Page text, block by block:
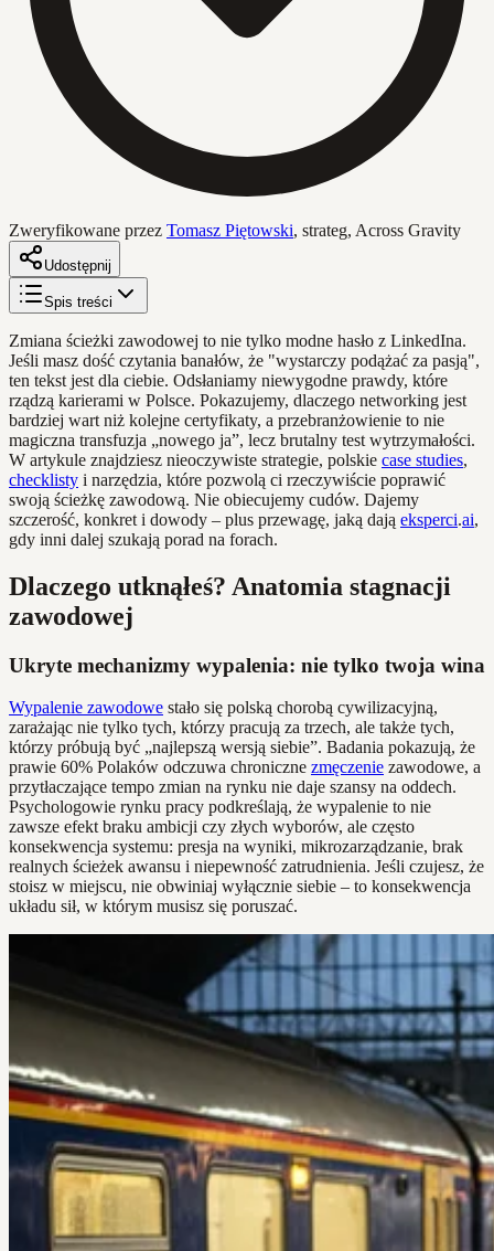
Zweryfikowane przez Tomasz Piętowski, strateg, Across Gravity
Udostępnij
Spis treści
Zmiana ścieżki zawodowej to nie tylko modne hasło z LinkedIna.
Jeśli masz dość czytania banałów, że "wystarczy podążać za pasją",
ten tekst jest dla ciebie. Odsłaniamy niewygodne prawdy, które
rządzą karierami w Polsce. Pokazujemy, dlaczego networking jest
bardziej wart niż kolejne certyfikaty, a przebranżowienie to nie
magiczna transfuzja „nowego ja”, lecz brutalny test wytrzymałości.
W artykule znajdziesz nieoczywiste strategie, polskie case studies,
checklisty i narzędzia, które pozwolą ci rzeczywiście poprawić
swoją ścieżkę zawodową. Nie obiecujemy cudów. Dajemy
szczerość, konkret i dowody – plus przewagę, jaką dają eksperci.ai,
gdy inni dalej szukają porad na forach.
Dlaczego utknąłeś? Anatomia stagnacji
zawodowej
Ukryte mechanizmy wypalenia: nie tylko twoja wina
Wypalenie zawodowe stało się polską chorobą cywilizacyjną,
zarażając nie tylko tych, którzy pracują za trzech, ale także tych,
którzy próbują być „najlepszą wersją siebie”. Badania pokazują, że
prawie 60% Polaków odczuwa chroniczne zmęczenie zawodowe, a
przytłaczające tempo zmian na rynku nie daje szansy na oddech.
Psychologowie rynku pracy podkreślają, że wypalenie to nie
zawsze efekt braku ambicji czy złych wyborów, ale często
konsekwencja systemu: presja na wyniki, mikrozarządzanie, brak
realnych ścieżek awansu i niepewność zatrudnienia. Jeśli czujesz, że
stoisz w miejscu, nie obwiniaj wyłącznie siebie – to konsekwencja
układu sił, w którym musisz się poruszać.